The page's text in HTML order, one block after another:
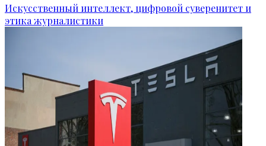
Искусственный интеллект, цифровой суверенитет и
этика журналистики